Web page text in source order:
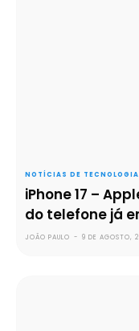
NOTÍCIAS DE TECNOLOGIA
iPhone 17 –
do telefone já
JOÃO PAULO - 9 DE AGOSTO,